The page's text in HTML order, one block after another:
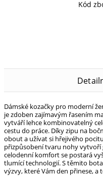
Kód
Dámské kozačky pro moderní
je zdoben zajímavým řasením
vytváří lehce kombinovatelný
cestu do práce. Díky zipu na
obout a užívat si hřejivého
přizpůsobení tvaru nohy vytvoří
celodenní komfort se postará
tlumící technologií. S těmito
výzvy, které Vám den přinese,